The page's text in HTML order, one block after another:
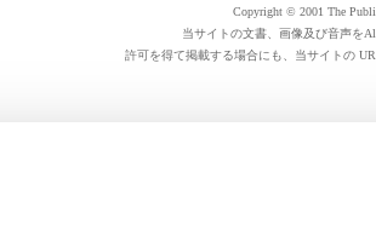
Copyright © 2001 The
当サイトの文書、画像及び音声を
許可を得て掲載する場合にも、当サイトの